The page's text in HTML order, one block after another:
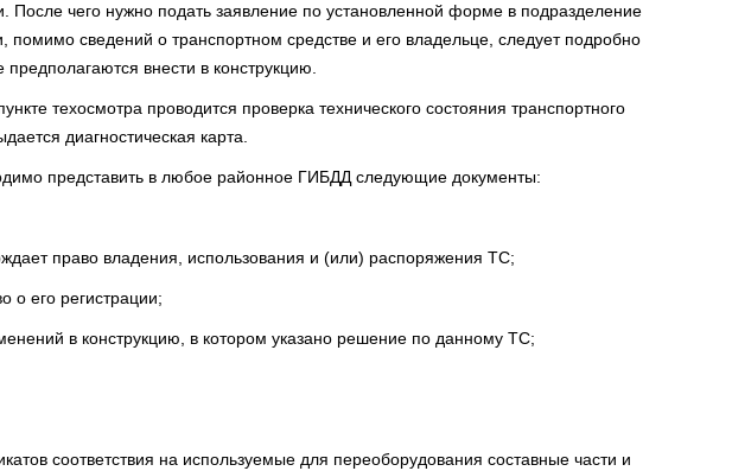
После чего нужно подать заявление по установленной форме в подразделение
сведений о транспортном средстве и его владельце, следует подробно
внести в конструкцию.
техосмотра проводится проверка технического состояния транспортного
диагностическая карта.
представить в любое районное ГИБДД следующие документы:
право владения, использования и (или) распоряжения ТС;
о его регистрации;
в конструкцию, в котором указано решение по данному ТС;
соответствия на используемые для переоборудования составные части и